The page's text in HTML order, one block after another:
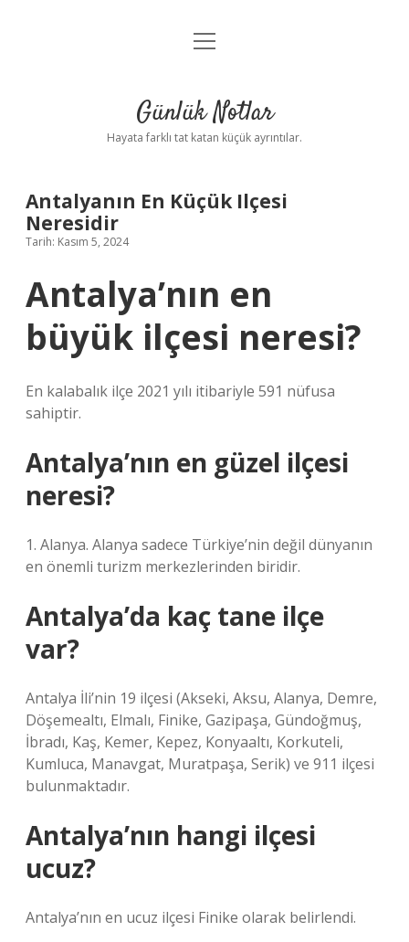
Anasayfa
Yasal Uyarı
menüyü
Günlük Notlar
Hayata farklı tat katan küçük ayrıntılar.
Antalyanın En Küçük Ilçesi
Neresidir
Tarih: Kasım 5, 2024
Antalya’nın en
büyük ilçesi neresi?
En kalabalık ilçe 2021 yılı itibariyle 591 nüfusa
sahiptir.
Antalya’nın en güzel ilçesi
neresi?
1. Alanya. Alanya sadece Türkiye’nin değil dünyanın
en önemli turizm merkezlerinden biridir.
Antalya’da kaç tane ilçe
var?
Antalya İli’nin 19 ilçesi (Akseki, Aksu, Alanya, Demre,
Döşemealtı, Elmalı, Finike, Gazipaşa, Gündoğmuş,
İbradı, Kaş, Kemer, Kepez, Konyaaltı, Korkuteli,
Kumluca, Manavgat, Muratpaşa, Serik) ve 911 ilçesi
bulunmaktadır.
Antalya’nın hangi ilçesi
ucuz?
Antalya’nın en ucuz ilçesi Finike olarak belirlendi.